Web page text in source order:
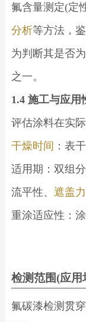
氟含量测定(定
分析等方法，
为判断其是否
之一。
1.4 施工与应用
评估涂料在实
干燥时间 ：表
适用期：双组
流平性、 遮盖力
重涂适应性：
检测范围(应用
氟碳漆检测贯